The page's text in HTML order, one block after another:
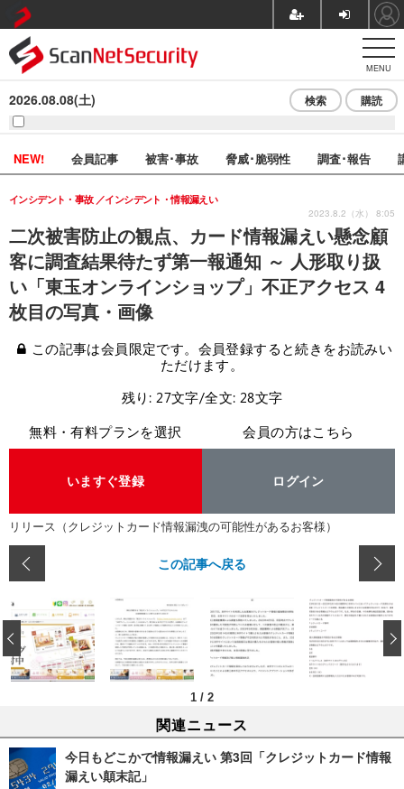
MENU
2026.08.08(土) 検索 購読
NEW! 会員記事 被害･事故 脅威･脆弱性 調査･報告
二次被害防止の観点、カード情報漏えい懸念顧
客に調査結果待たず第一報通知 ～ 人形取り扱
い「東玉オンラインショップ」不正アクセス 4
枚目の写真・画像
インシデント・事故 インシデント・情報漏えい
2023.8.2（水） 8:05
この記事は会員限定です。会員登録すると続きをお読みい
ただけます。
残り: 27文字/全文: 28文字
無料・有料プランを選択
いますぐ登録
会員の方はこちら
ログイン
リリース（クレジットカード情報漏洩の可能性があるお客様）
この記事へ戻る
1 / 2
‹
関連ニュース
今日もどこかで情報漏えい 第3回「クレジットカード情報
漏えい顛末記」